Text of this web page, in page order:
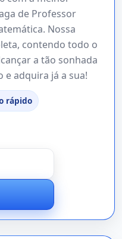
de Professor
Nossa
contendo todo o
a tão sonhada
e adquira já a sua!
rápido